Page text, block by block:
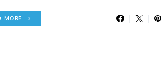
MORE